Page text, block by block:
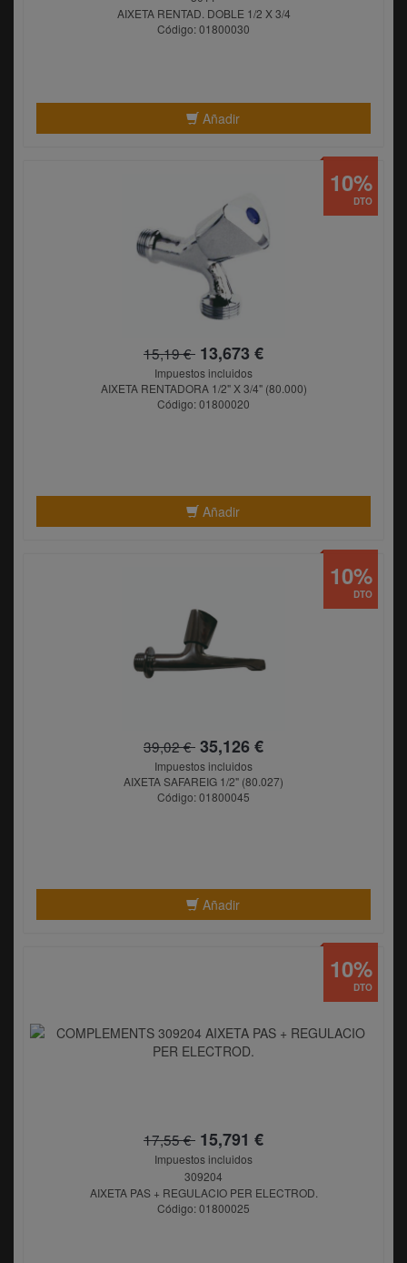
AIXETA RENTAD. DOBLE 1/2 X 3/4
Código: 01800030
Añadir
15,19 € 13,673 €
Impuestos incluidos
AIXETA RENTADORA 1/2" X 3/4" (80.000)
Código: 01800020
Añadir
DTO
10%
39,02 € 35,126 €
Impuestos incluidos
AIXETA SAFAREIG 1/2" (80.027)
Código: 01800045
Añadir
DTO
10%
17,55 € 15,791 €
Impuestos incluidos
309204
AIXETA PAS + REGULACIO PER ELECTROD.
Código: 01800025
DTO
10%